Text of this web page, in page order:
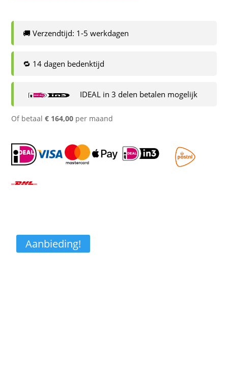
Aanbieding!
🚚 Verzendtijd: 1-5 werkdagen
🔁 14 dagen bedenktijd
IDEAL in 3 delen betalen mogelijk
Of betaal€ 164,00 per maand